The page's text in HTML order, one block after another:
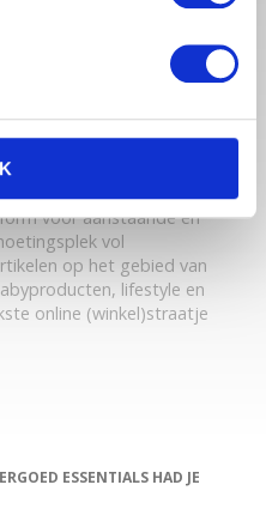
voor aanstaande en
vol
op het gebied van
lifestyle en
online (winkel)straatje
ESSENTIALS HAD JE